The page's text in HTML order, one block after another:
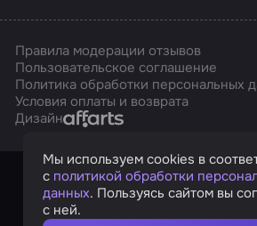
Правила модерации отзывов
Пользовательское соглашение
Политика обработки персональных
Условия оплаты и возврата
ДизайнAffarts
Мы используем cookies в
с политикой обработки
данных. Пользуясь сайтом вы
с ней.